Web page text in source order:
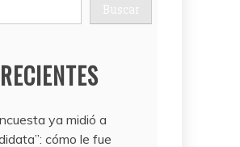
Buscar
ya midió a
cómo le fue